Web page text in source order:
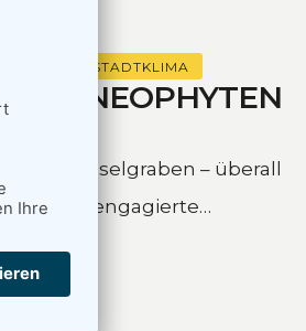
STADTKLIMA
NEOPHYTEN
Haselgraben – überall
Und engagierte